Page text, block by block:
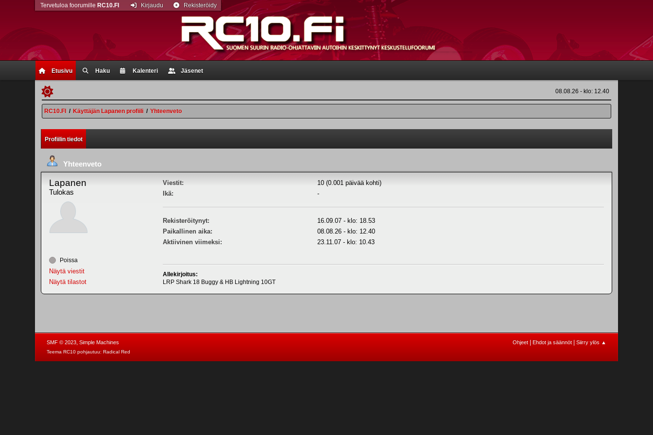
Etusivu Haku Kalenteri Jäsenet
Tervetuloa foorumille RC10.FI Kirjaudu Rekisteröidy
08.08.26 - klo: 12.40
RC10.FI / Käyttäjän Lapanen profiili / Yhteenveto
Profiilin tiedot
Yhteenveto
Lapanen
Tulokas
Poissa
Näytä viestit
Näytä tilastot
Viestit:
10 (0.001 päivää kohti)
Ikä:
-
Rekisteröitynyt:
16.09.07 - klo: 18.53
Paikallinen aika:
08.08.26 - klo: 12.40
Aktiivinen viimeksi:
23.11.07 - klo: 10.43
Allekirjoitus:
LRP Shark 18 Buggy & HB Lightning 10GT
Ohjeet Ehdot ja säännöt Siirry ylös ▲
SMF © 2023, Simple Machines
Teema RC10 pohjautuu: Radical Red